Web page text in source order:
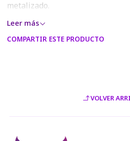
metalizado.
- Los colores del estampado
debido a la resolución RGB de
Leer más
COMPARTIR ESTE PRODUCTO
VOLVER